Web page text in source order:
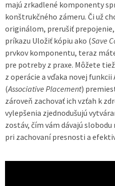
majú zrkadlené komponenty
konštrukčného zámeru. Či už
originálom, prerušiť
príkazu Uložiť kópiu ako (Save
prvkov komponentu, teraz
pre potreby z praxe. Môžete
z operácie a vďaka novej
(Associative Placement)
zároveň zachovať ich vzťah k
vylepšenia zjednodušujú
zostáv, čím vám dávajú
pri zachovaní presnosti a